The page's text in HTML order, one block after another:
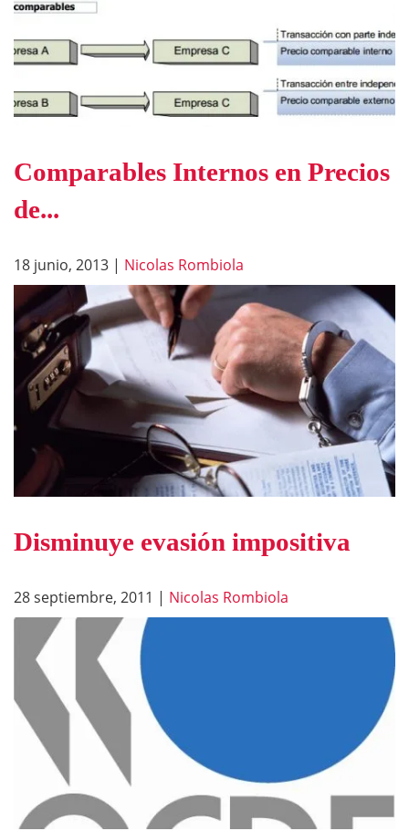
Comparables Internos en Precios
de...
18 junio, 2013 | Nicolas Rombiola
Disminuye evasión impositiva
28 septiembre, 2011 | Nicolas Rombiola